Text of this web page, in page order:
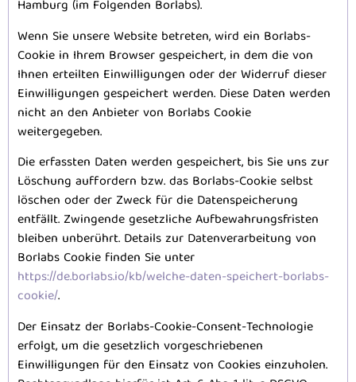
Hamburg (im Folgenden Borlabs).
Wenn Sie unsere Website betreten, wird ein Borlabs-
Cookie in Ihrem Browser gespeichert, in dem die von
Ihnen erteilten Einwilligungen oder der Widerruf dieser
Einwilligungen gespeichert werden. Diese Daten werden
nicht an den Anbieter von Borlabs Cookie
weitergegeben.
Die erfassten Daten werden gespeichert, bis Sie uns zur
Löschung auffordern bzw. das Borlabs-Cookie selbst
löschen oder der Zweck für die Datenspeicherung
entfällt. Zwingende gesetzliche Aufbewahrungsfristen
bleiben unberührt. Details zur Datenverarbeitung von
Borlabs Cookie finden Sie unter
https://de.borlabs.io/kb/welche-daten-speichert-borlabs-
cookie/.
Der Einsatz der Borlabs-Cookie-Consent-Technologie
erfolgt, um die gesetzlich vorgeschriebenen
Einwilligungen für den Einsatz von Cookies einzuholen.